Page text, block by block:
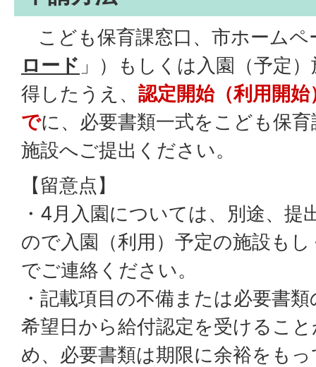
こども保育課窓口、市ホームペ
ロード 」）もしくは入園（予定
得したうえ、 認定開始（利用開
でに、必要書類一式をこども保
施設へご提出ください。
【留意点】
・4月入園については、別途、提
ので入園（利用）予定の施設も
でご連絡ください。
・記載項目の不備または必要書
希望日から給付認定を受けるこ
め、必要書類は期限に余裕をも